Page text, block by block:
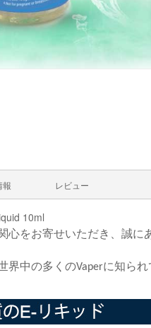
報 レビュー
10ml
心をお寄せいただき、誠に
界中の多くのVaperに知られ